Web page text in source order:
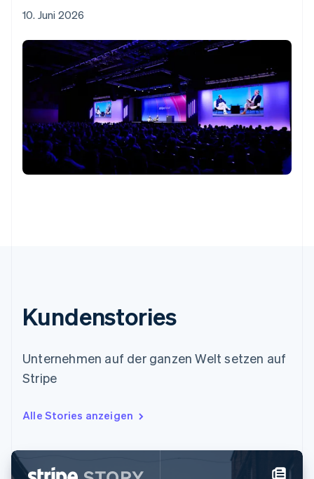
10. Juni 2026
Kunden­stories
Unternehmen auf der ganzen Welt setzen auf
Stripe
Alle Stories anzeigen